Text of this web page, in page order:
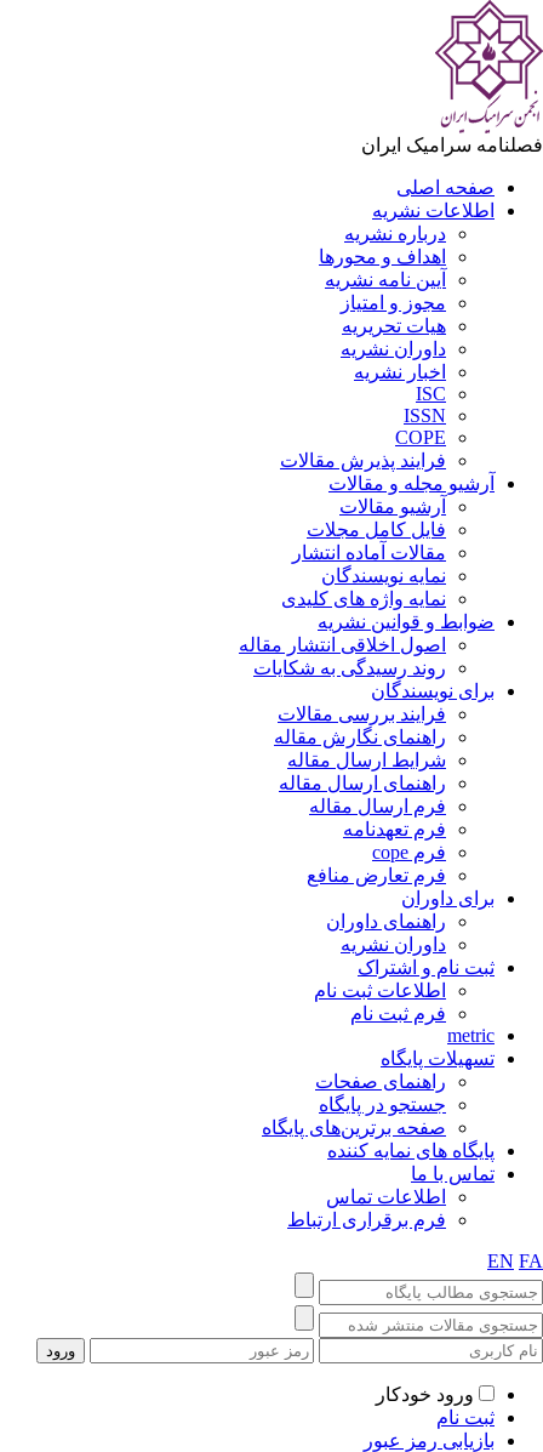
سرامیک ایران
صفحه اصلی
اطلاعات نشریه
درباره نشریه
اهداف و محورها
آیین نامه نشریه
مجوز و امتیاز
هیات تحریریه
داوران نشریه
اخبار نشریه
ISC
ISSN
COPE
فرایند پذیرش مقالات
آرشیو مجله و مقالات
آرشیو مقالات
فایل کامل مجلات
مقالات آماده انتشار
نمایه نویسندگان
نمایه واژه های کلیدی
ضوابط و قوانین نشریه
اصول اخلاقی انتشار مقاله
روند رسیدگی به شکایات
برای نویسندگان
فرایند بررسی مقالات
راهنمای نگارش مقاله
شرایط ارسال مقاله
راهنمای ارسال مقاله
فرم ارسال مقاله
فرم تعهدنامه
فرم cope
فرم تعارض منافع
برای داوران
راهنمای داوران
داوران نشریه
ثبت نام و اشتراک
اطلاعات ثبت نام
فرم ثبت نام
metric
تسهیلات پایگاه
راهنمای صفحات
جستجو در پایگاه
صفحه برترین‌های پایگاه
پایگاه های نمایه کننده
تماس با ما
اطلاعات تماس
فرم برقراری ارتباط
EN
ورود خودکار
ثبت نام
بازیابی رمز عبور